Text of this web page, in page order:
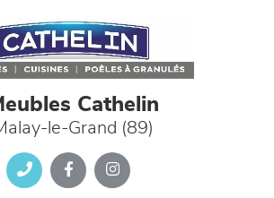
Cathelin
le-Grand (89)